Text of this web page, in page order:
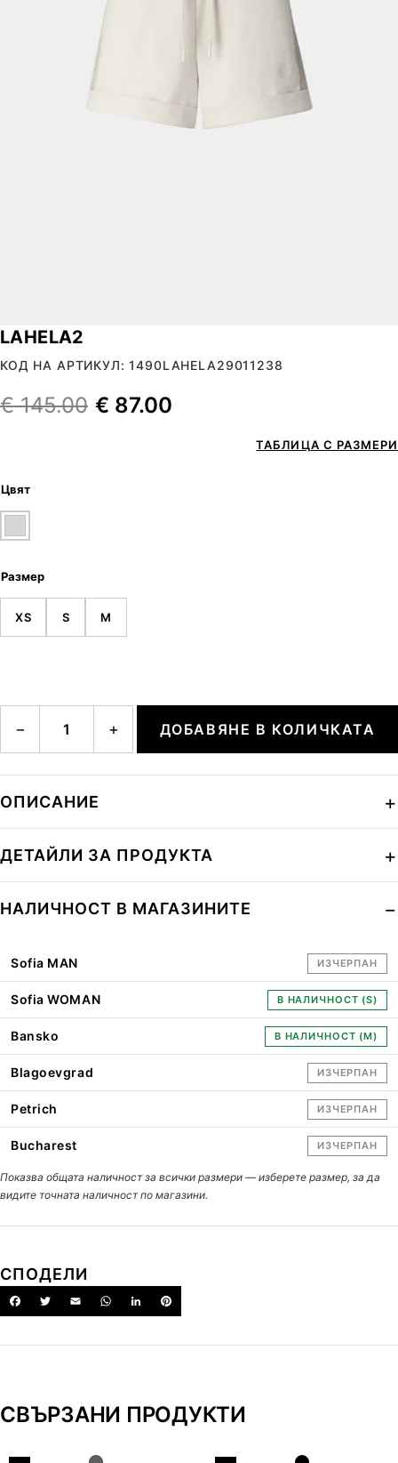
LAHELA2
КОД НА АРТИКУЛ: 1490LAHELA29011238
€145.00 € 87.00
ТАБЛИЦА С РАЗМЕРИ
Цвят
Размер
XS S M
− + ДОБАВЯНЕ В КОЛИЧКАТА
ОПИСАНИЕ
ДЕТАЙЛИ ЗА ПРОДУКТА
НАЛИЧНОСТ В МАГАЗИНИТЕ
Sofia MAN ИЗЧЕРПАН
Sofia WOMAN В НАЛИЧНОСТ (S)
Bansko В НАЛИЧНОСТ (M)
Blagoevgrad ИЗЧЕРПАН
Petrich ИЗЧЕРПАН
Bucharest ИЗЧЕРПАН
Показва общата наличност за всички размери — изберете размер, за да
видите точната наличност по магазини.
СПОДЕЛИ
СВЪРЗАНИ ПРОДУКТИ